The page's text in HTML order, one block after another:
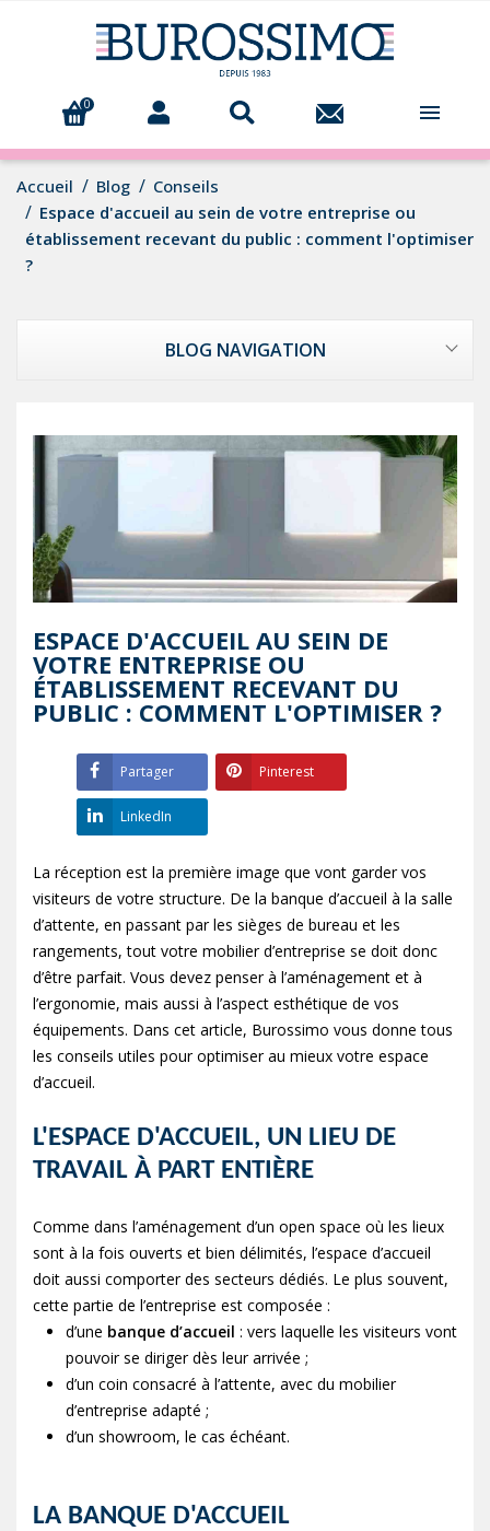
0 
Accueil Blog
Conseils
Espace d'accueil au sein de votre entreprise ou
établissement recevant du public : comment l'optimiser
?
BLOG NAVIGATION
ESPACE D'ACCUEIL AU SEIN DE
VOTRE ENTREPRISE OU
ÉTABLISSEMENT RECEVANT DU
PUBLIC : COMMENT L'OPTIMISER ?
Partager Pinterest
LinkedIn
La réception est la première image que vont garder vos
visiteurs de votre structure. De la banque d’accueil à la salle
d’attente, en passant par les sièges de bureau et les
rangements, tout votre mobilier d’entreprise se doit donc
d’être parfait. Vous devez penser à l’aménagement et à
l’ergonomie, mais aussi à l’aspect esthétique de vos
équipements. Dans cet article, Burossimo vous donne tous
les conseils utiles pour optimiser au mieux votre espace
d’accueil.
L'ESPACE D'ACCUEIL, UN LIEU DE
TRAVAIL À PART ENTIÈRE
Comme dans l’aménagement d’un open space où les lieux
sont à la fois ouverts et bien délimités, l’espace d’accueil
doit aussi comporter des secteurs dédiés. Le plus souvent,
cette partie de l’entreprise est composée :
d’une banque d’accueil : vers laquelle les visiteurs vont
pouvoir se diriger dès leur arrivée ;
d’un coin consacré à l’attente, avec du mobilier
d’entreprise adapté ;
d’un showroom, le cas échéant.
LA BANQUE D'ACCUEIL